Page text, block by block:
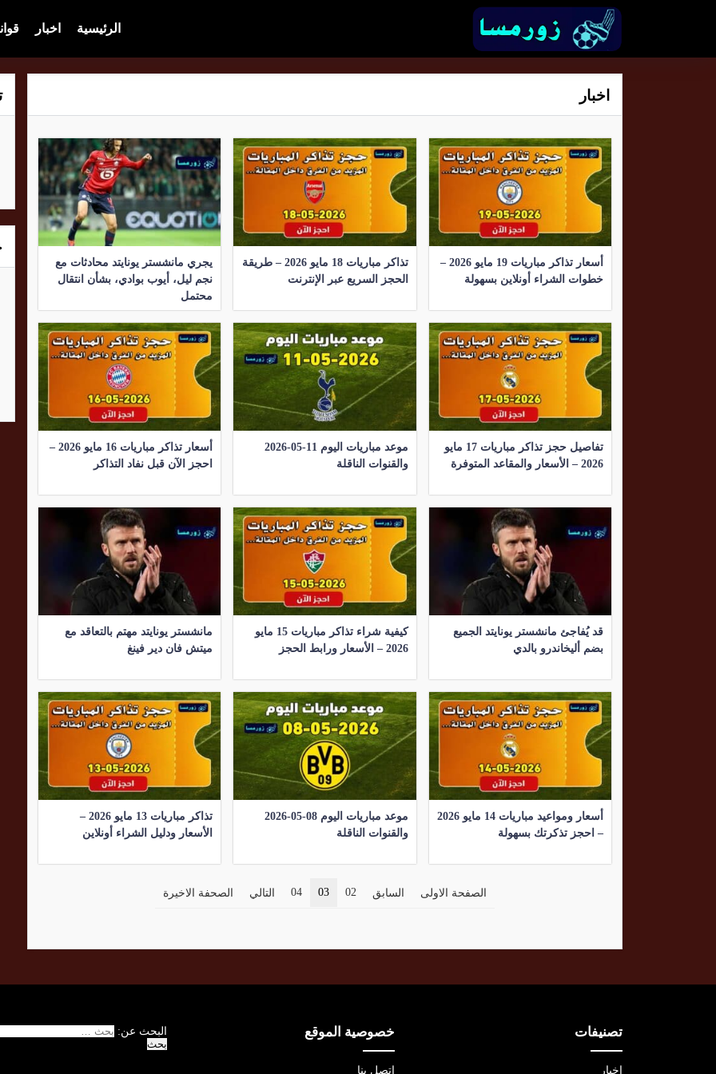
الرئيسية اخبار
اخبار
أسعار تذاكر مباريات 19 مايو 2026 –
خطوات الشراء أونلاين بسهولة
تذاكر مباريات 18 مايو 2026 – طريقة
الحجز السريع عبر الإنترنت
يجري مانشستر يونايتد محادثات مع
نجم ليل، أيوب بوادي، بشأن انتقال
محتمل
تفاصيل حجز تذاكر مباريات 17 مايو
2026 – الأسعار والمقاعد المتوفرة
موعد مباريات اليوم 11-05-2026
والقنوات الناقلة
أسعار تذاكر مباريات 16 مايو 2026 –
احجز الآن قبل نفاد التذاكر
قد يُفاجئ مانشستر يونايتد الجميع
بضم أليخاندرو بالدي
كيفية شراء تذاكر مباريات 15 مايو
2026 – الأسعار ورابط الحجز
مانشستر يونايتد مهتم بالتعاقد مع
ميتش فان دير فينغ
أسعار ومواعيد مباريات 14 مايو 2026
– احجز تذكرتك بسهولة
موعد مباريات اليوم 08-05-2026
والقنوات الناقلة
تذاكر مباريات 13 مايو 2026 –
الأسعار ودليل الشراء أونلاين
الصفحة الاولى السابق 02
03
04 التالي الصحفة الاخيرة
تصنيفات
اخبار
خصوصية الموقع
اتصل بنا
البحث عن: